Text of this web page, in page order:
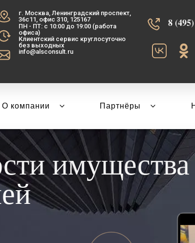
г. Москва, Ленинградский проспект,
36с11, офис 310, 125167
ПН - ПТ: с 10:00 до 19:00 (работа
офиса)
Клиентский сервис круглосуточно
без выходных
info@alsconsult.ru
8
О компании Партнёры
имущества